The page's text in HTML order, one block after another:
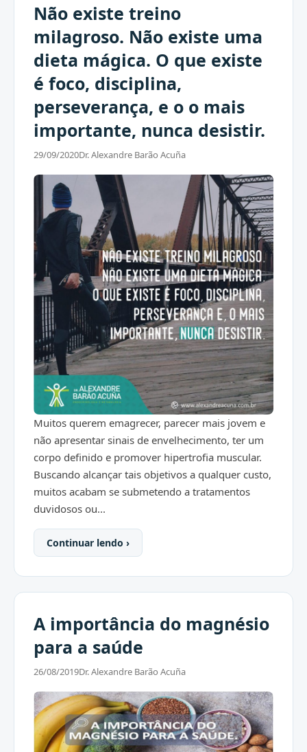
Não existe treino
milagroso. Não existe uma
dieta mágica. O que existe
é foco, disciplina,
perseverança, e o o mais
importante, nunca desistir.
29/09/2020Dr. Alexandre Barão Acuña
Muitos querem emagrecer, parecer mais jovem e
não apresentar sinais de envelhecimento, ter um
corpo definido e promover hipertrofia muscular.
Buscando alcançar tais objetivos a qualquer custo,
muitos acabam se submetendo a tratamentos
duvidosos ou...
Continuar lendo ›
A importância do magnésio
para a saúde
26/08/2019Dr. Alexandre Barão Acuña